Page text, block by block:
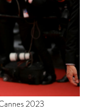
2023